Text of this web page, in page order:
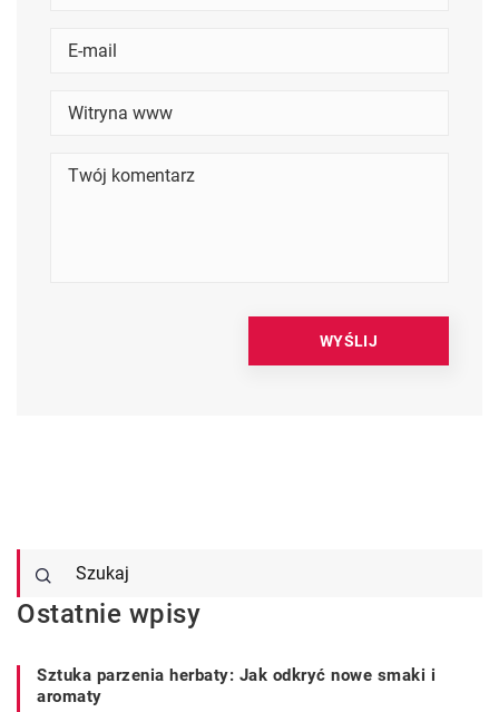
Ostatnie wpisy
Sztuka parzenia herbaty: Jak odkryć nowe smaki i
aromaty